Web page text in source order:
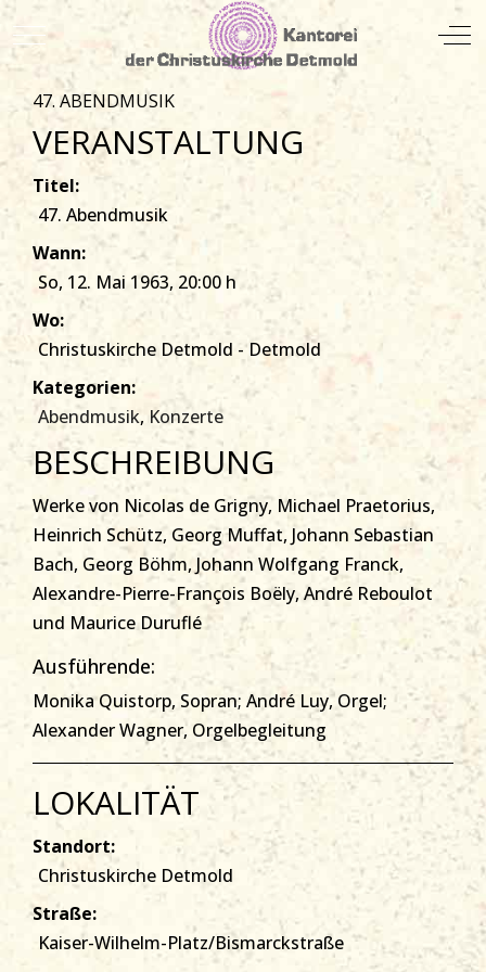
Mobile Menu Toggle
47. ABENDMUSIK
VERANSTALTUNG
Titel:
47. Abendmusik
Wann:
So, 12. Mai 1963, 20:00 h
Wo:
Christuskirche Detmold - Detmold
Kategorien:
Abendmusik, Konzerte
BESCHREIBUNG
Werke von Nicolas de Grigny, Michael Praetorius,
Heinrich Schütz, Georg Muffat, Johann Sebastian
Bach, Georg Böhm, Johann Wolfgang Franck,
Alexandre-Pierre-François Boëly, André Reboulot
und Maurice Duruflé
Ausführende:
Monika Quistorp, Sopran; André Luy, Orgel;
Alexander Wagner, Orgelbegleitung
LOKALITÄT
Standort:
Christuskirche Detmold
Straße:
Kaiser-Wilhelm-Platz/Bismarckstraße